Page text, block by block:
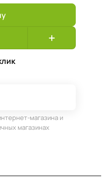
магазина и
магазинах